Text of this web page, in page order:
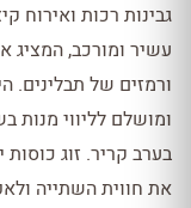
עשיר ומורכב, המציג
ורמזים של תבלינים.
ומושלם לליווי מנות
בערב קריר. זוג כוסות
את חווית השתייה